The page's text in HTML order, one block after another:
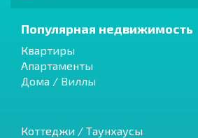
Популярная недвижимость
Квартиры
Апартаменты
Дома / Виллы
Коттеджи / Таунхаусы